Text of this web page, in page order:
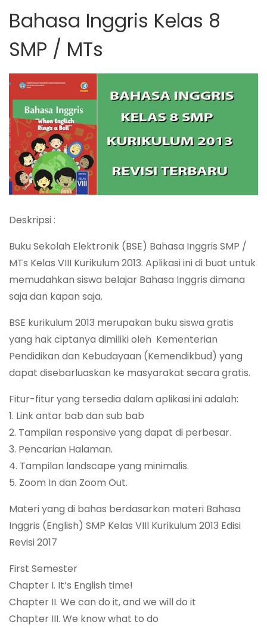
Bahasa Inggris Kelas 8
SMP / MTs
Deskripsi :
Buku Sekolah Elektronik (BSE) Bahasa Inggris SMP /
MTs Kelas VIII Kurikulum 2013. Aplikasi ini di buat untuk
memudahkan siswa belajar Bahasa Inggris dimana
saja dan kapan saja.
BSE kurikulum 2013 merupakan buku siswa gratis
yang hak ciptanya dimiliki oleh Kementerian
Pendidikan dan Kebudayaan (Kemendikbud) yang
dapat disebarluaskan ke masyarakat secara gratis.
Fitur-fitur yang tersedia dalam aplikasi ini adalah:
1. Link antar bab dan sub bab
2. Tampilan responsive yang dapat di perbesar.
3. Pencarian Halaman.
4. Tampilan landscape yang minimalis.
5. Zoom In dan Zoom Out.
Materi yang di bahas berdasarkan materi Bahasa
Inggris (English) SMP Kelas VIII Kurikulum 2013 Edisi
Revisi 2017
First Semester
Chapter I. It’s English time!
Chapter II. We can do it, and we will do it
Chapter III. We know what to do